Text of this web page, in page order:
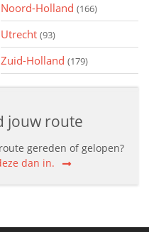
Noord-Holland (166)
Utrecht (93)
Zuid-Holland (179)
jouw route
gereden of gelopen?
dan in.